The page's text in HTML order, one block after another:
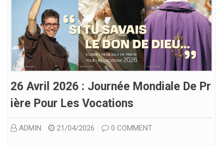
26 Avril 2026 : Journée Mondiale De Pr
Ière Pour Les Vocations
ADMIN 21/04/2026 0 COMMENT